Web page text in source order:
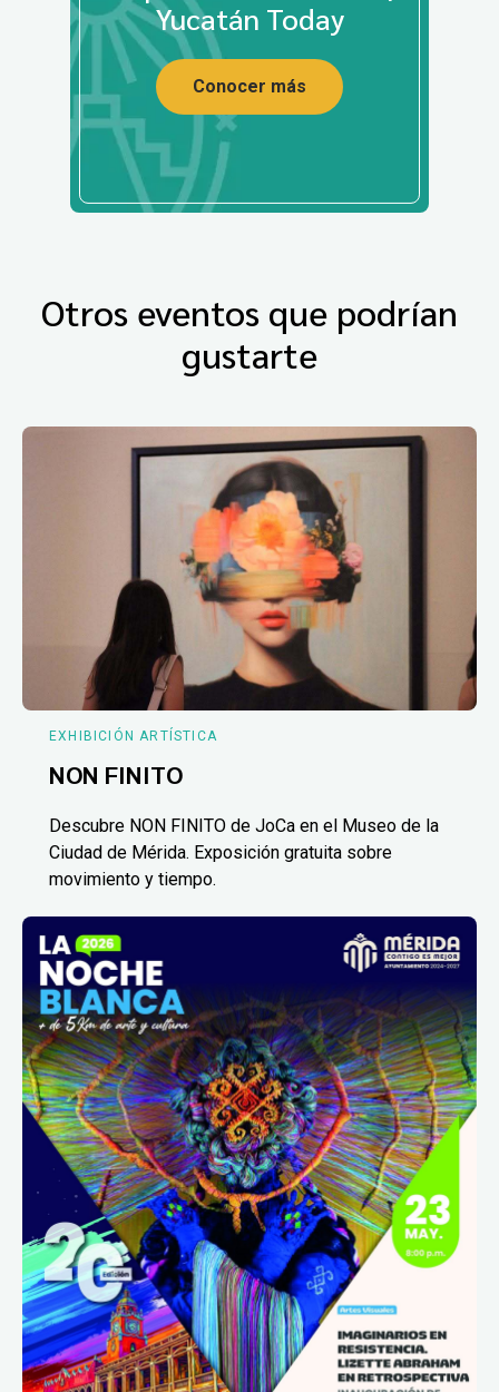
Yucatán Today
Conocer más
Otros eventos que podrían
gustarte
EXHIBICIÓN ARTÍSTICA
NON FINITO
Descubre NON FINITO de JoCa en el Museo de la
Ciudad de Mérida. Exposición gratuita sobre
movimiento y tiempo.